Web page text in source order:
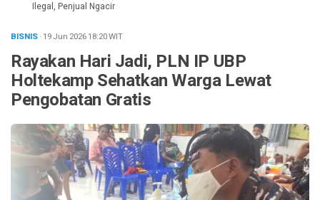
Ilegal, Penjual Ngacir
BISNIS· 19 Jun 202618:20WIT
Rayakan Hari Jadi, PLN IP UBP
Holtekamp Sehatkan Warga Lewat
Pengobatan Gratis